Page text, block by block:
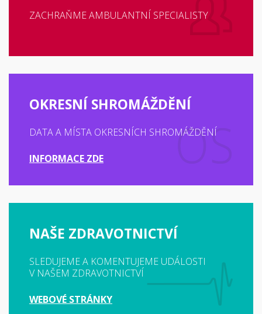
ZACHRAŇME AMBULANTNÍ SPECIALISTY
OKRESNÍ SHROMÁŽDĚNÍ
DATA A MÍSTA OKRESNÍCH SHROMÁŽDĚNÍ
INFORMACE ZDE
NAŠE ZDRAVOTNICTVÍ
SLEDUJEME A KOMENTUJEME UDÁLOSTI
V NAŠEM ZDRAVOTNICTVÍ
WEBOVÉ STRÁNKY